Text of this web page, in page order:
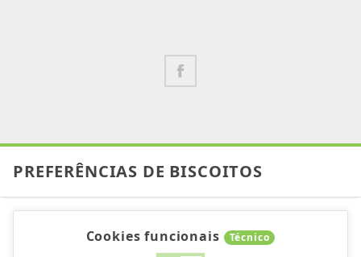
PREFERÊNCIAS DE BISCOITOS
Cookies funcionais Técnico